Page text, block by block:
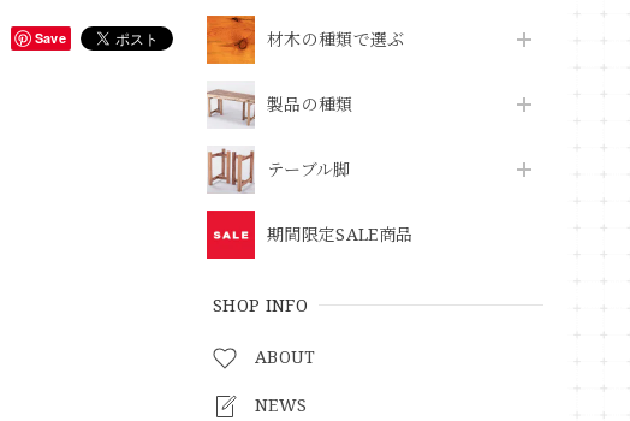
材木の種類で選ぶ
製品の種類
テーブル脚
期間限定SALE商品
SHOP INFO
ABOUT
NEWS
Save